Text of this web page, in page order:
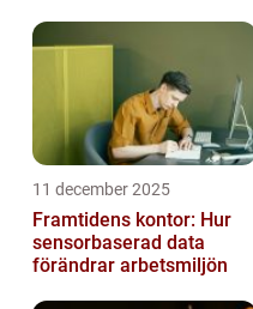
11 december 2025
Framtidens kontor: Hur
sensorbaserad data
förändrar arbetsmiljön